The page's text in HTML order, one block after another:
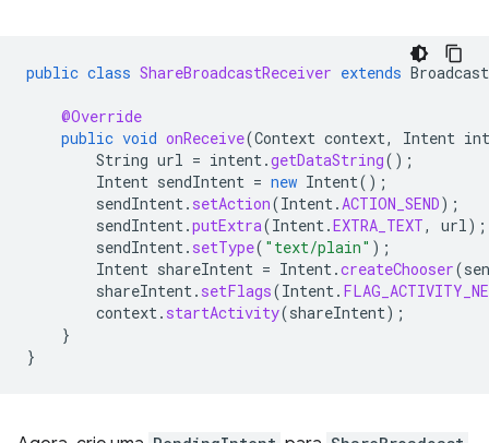
public class ShareBroadcastReceiver extends
@Override
public void onReceive(Context context, Intent
String url = intent.getDataString();
Intent sendIntent = new Intent();
sendIntent. setAction(Intent.ACTION_SEND);
sendIntent.putExtra(Intent.EXTRA_TEXT, url);
sendIntent. setType( "text/plain" );
Intent shareIntent = Intent.createChooser(
shareIntent. setFlags(Intent.
context. startActivity(shareIntent);
}
}